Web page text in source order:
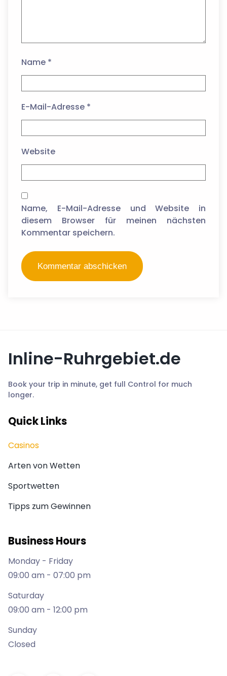
Name *
E-Mail-Adresse *
Website
Name, E-Mail-Adresse und Website in
diesem Browser für meinen nächsten
Kommentar speichern.
Inline-Ruhrgebiet.de
Book your trip in minute, get full Control for much
longer.
Quick Links
Casinos
Arten von Wetten
Sportwetten
Tipps zum Gewinnen
Business Hours
Monday - Friday
09:00 am - 07:00 pm
Saturday
09:00 am - 12:00 pm
Sunday
Closed